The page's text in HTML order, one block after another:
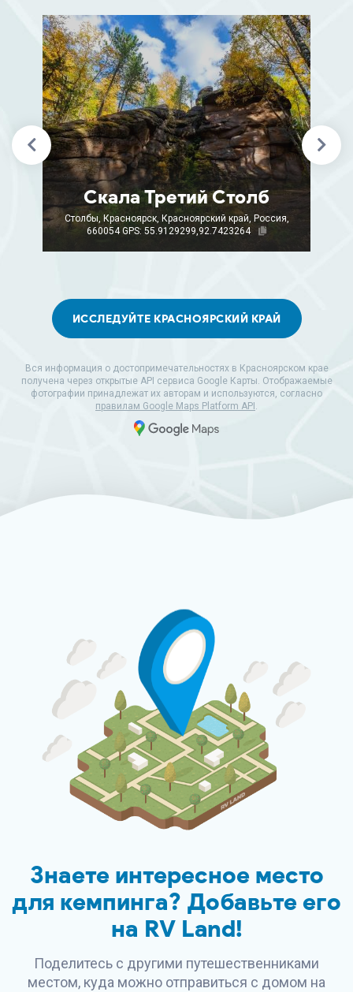
Скала Третий Столб
Столбы, Красноярск, Красноярский край, Россия,
660054GPS: 55.9129299,92.7423264
ИССЛЕДУЙТЕ КРАСНОЯРСКИЙ КРАЙ
Вся информация о достопримечательностях в Красноярском крае
получена через открытые API сервиса Google Карты. Отображаемые
фотографии принадлежат их авторам и используются, согласно
правилам Google Maps Platform API .
Знаете интересное место
для кемпинга? Добавьте его
на RV Land!
Поделитесь с другими путешественниками
местом, куда можно отправиться с домом на